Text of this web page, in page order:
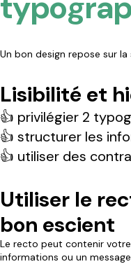
Un bon design repose sur
Lisibilité et
👍 privilégier 2
👍 structurer les
👍 utiliser des
Utiliser le
bon escient
Le recto peut contenir
informations ou un